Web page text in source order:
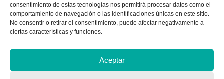
consentimiento de estas tecnologías nos permitirá procesar datos como el
comportamiento de navegación o las identificaciones únicas en este sitio.
No consentir o retirar el consentimiento, puede afectar negativamente a
ciertas características y funciones.
Aceptar